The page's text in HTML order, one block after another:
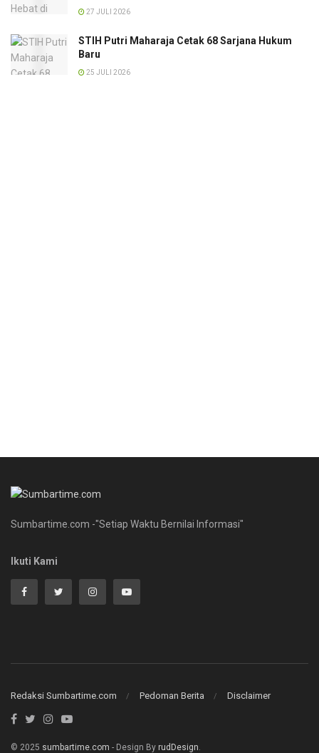
27 JULI 2026
STIH Putri Maharaja Cetak 68 Sarjana Hukum
Baru
25 JULI 2026
Sumbartime.com -"Setiap Waktu Bernilai Informasi"
Ikuti Kami
Redaksi Sumbartime.com Pedoman Berita Disclaimer
© 2025 sumbartime.com - Design By rudDesign.